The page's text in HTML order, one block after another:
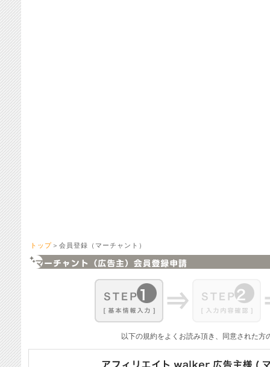
トップ ＞会員登録（マーチャント）
以下の規約をよくお読み頂き、同意された方